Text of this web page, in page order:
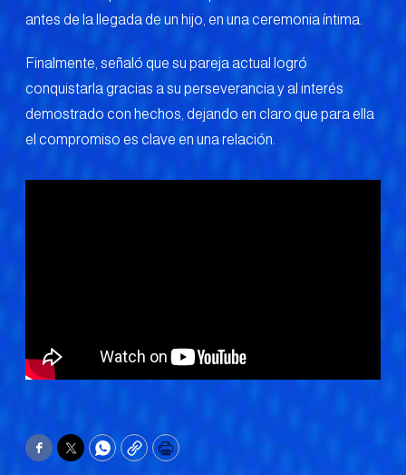
antes de la llegada de un hijo, en una ceremonia íntima.
Finalmente, señaló que su pareja actual logró
conquistarla gracias a su perseverancia y al interés
demostrado con hechos, dejando en claro que para ella
el compromiso es clave en una relación.
Facebook
TwitterWhatsApp
CopyPrint